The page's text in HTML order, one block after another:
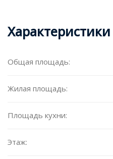
всего три квартиры.
Развитая инфраструктура
телефону. Показы по
Характеристики
Общая площадь:
Жилая площадь:
Площадь кухни:
Этаж: